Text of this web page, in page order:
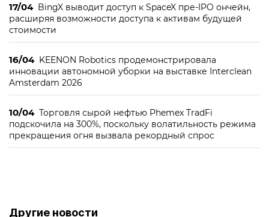
17/04 BingX выводит доступ к SpaceX пре-IPO ончейн,
расширяя возможности доступа к активам будущей
стоимости
16/04 KEENON Robotics продемонстрировала
инновации автономной уборки на выставке Interclean
Amsterdam 2026
10/04 Торговля сырой нефтью Phemex TradFi
подскочила на 300%, поскольку волатильность режима
прекращения огня вызвала рекордный спрос
Другие новости